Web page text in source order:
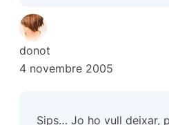
donot
4 novembre 2005
Sips… Jo ho vull deixar,